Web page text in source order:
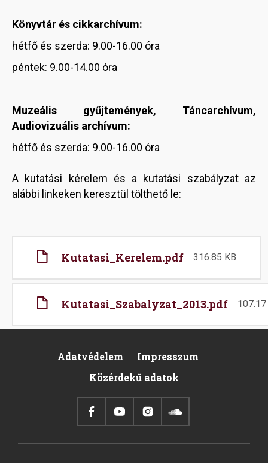
Könyvtár és cikkarchívum:
hétfő és szerda: 9.00-16.00 óra
péntek: 9.00-14.00 óra
Muzeális gyűjtemények, Táncarchívum,
Audiovizuális archívum:
hétfő és szerda: 9.00-16.00 óra
A kutatási kérelem és a kutatási szabályzat az
alábbi linkeken keresztül tölthető le:
Kutatasi_Kerelem.pdf 316.85 KB
Kutatasi_Szabalyzat_2013.pdf 107.17
Footer
Adatvédelem
Impresszum
Közérdekű adatok